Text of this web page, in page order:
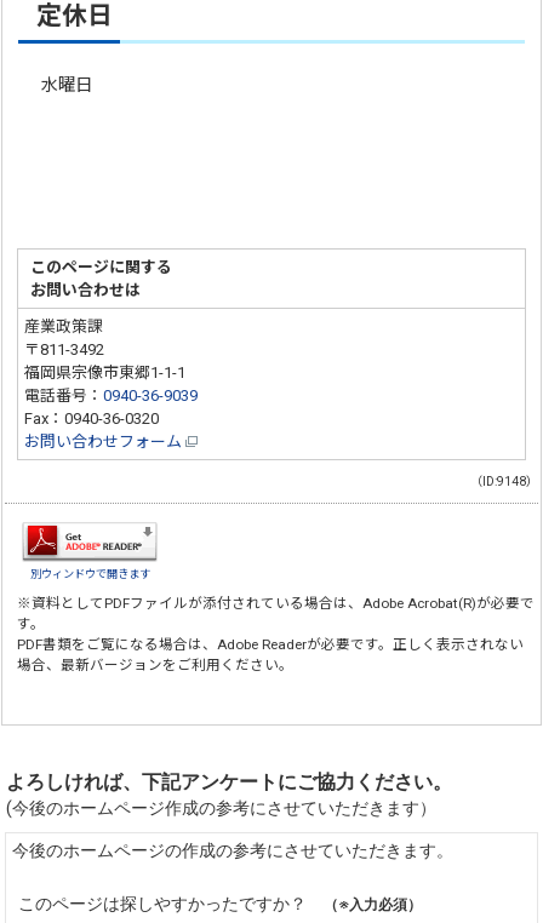
定休日
水曜日
このページに関する
お問い合わせは
産業政策課
〒811-3492
福岡県宗像市東郷1-1-1
電話番号：0940-36-9039
Fax：0940-36-0320
お問い合わせフォーム
（ID:9148）
別ウィンドウで開きます
※資料としてPDFファイルが添付されている場合は、Adobe Acrobat(R)が必要で
す。
PDF書類をご覧になる場合は、Adobe Readerが必要です。正しく表示されない
場合、最新バージョンをご利用ください。